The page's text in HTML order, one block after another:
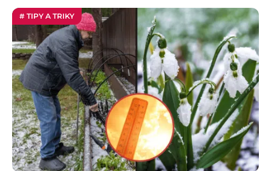
# TIPY A TRIKY